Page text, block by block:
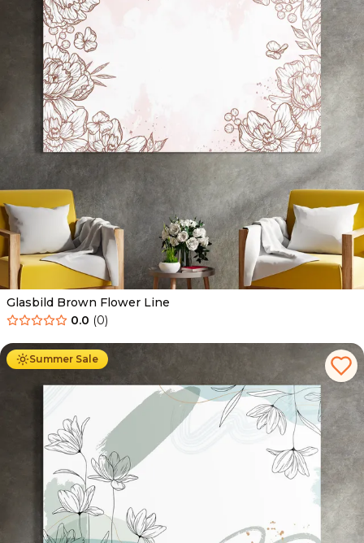
Glasbild Brown Flower Line
0.0 (0)
Summer Sale
Ab 69.90 € 44.90